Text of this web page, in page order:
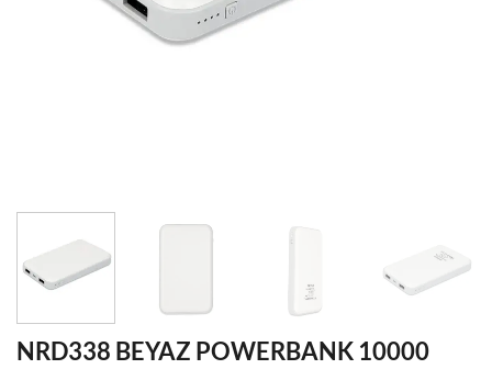
NRD338 BEYAZ POWERBANK 10000